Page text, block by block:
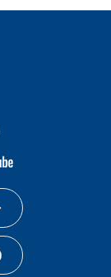
google
youtube-